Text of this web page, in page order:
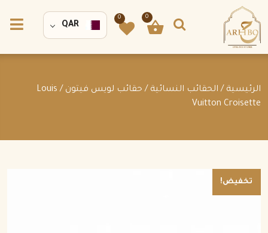
0
0
QAR
الرئيسية / الحقائب النسائية / حقائب لويس فيتون
/ Louis
Vuitton Croisette
تخفيض!